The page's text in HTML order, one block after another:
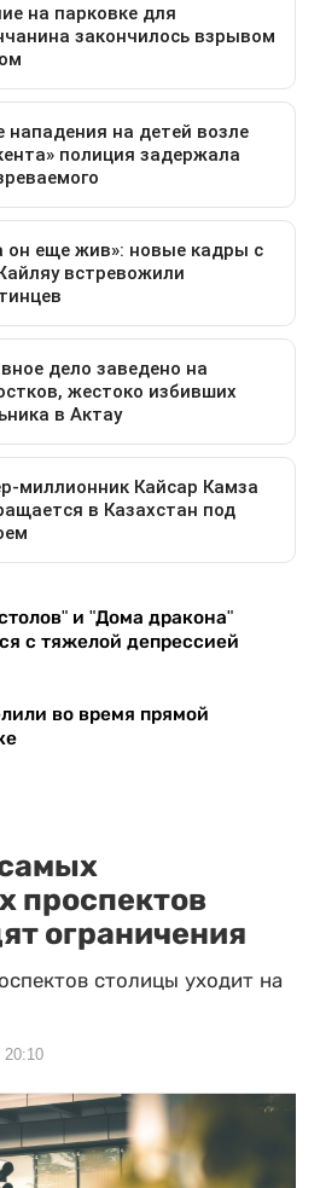
и "Дома дракона"
с тяжелой депрессией
во время прямой
проспектов
ограничения
столицы уходит на
20:10